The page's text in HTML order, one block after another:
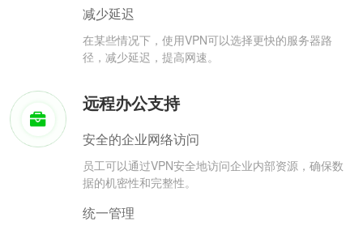
减少延迟
在某些情况下，使用VPN可以选择更快的服务器路
径，减少延迟，提高网速。
远程办公支持
安全的企业网络访问
员工可以通过VPN安全地访问企业内部资源，确保数
据的机密性和完整性。
统一管理